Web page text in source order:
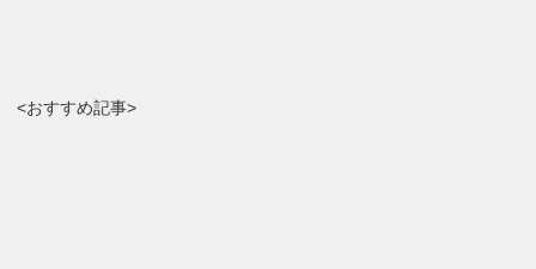
<おすすめ記事>